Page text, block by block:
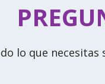
lo que